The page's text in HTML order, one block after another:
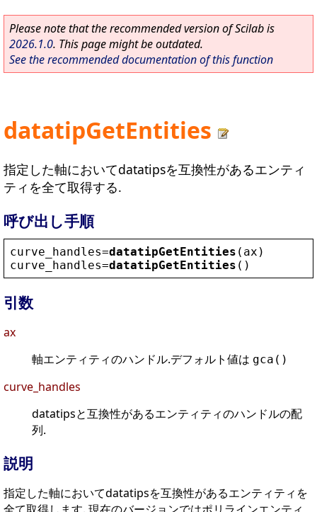
Please note that the recommended version of Scilab is
2026.1.0. This page might be outdated.
See the recommended documentation of this function
datatipGetEntities
指定した軸においてdatatipsを互換性があるエンティ
ティを全て取得する.
呼び出し手順
curve_handles=datatipGetEntities ( ax )
curve_handles=datatipGetEntities ()
引数
ax
軸エンティティのハンドル.デフォルト値は gca()
curve_handles
datatipsと互換性があるエンティティのハンドルの配
列.
説明
指定した軸においてdatatipsを互換性があるエンティティを